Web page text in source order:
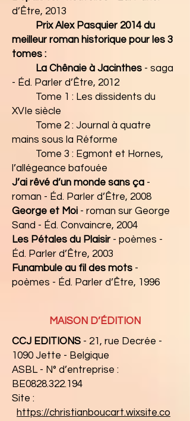
d’Être, 2013
Prix Alex Pasquier 2014 du
meilleur roman historique pour les 3
tomes :
La Chênaie à Jacinthes - saga
- Éd. Parler d’Être, 2012
Tome 1 : Les dissidents du
XVIe siècle
Tome 2 : Journal à quatre
mains sous la Réforme
Tome 3 : Egmont et Hornes,
l’allégeance bafouée
J’ai rêvé d’un monde sans ça -
roman - Éd. Parler d’Être, 2008
George et Moi - roman sur George
Sand - Éd. Convaincre, 2004
Les Pétales du Plaisir - poèmes -
Éd. Parler d’Être, 2003
Funambule au fil des mots -
poèmes - Éd. Parler d’Être, 1996
MAISON D’ÉDITION
CCJ EDITIONS - 21, rue Decrée -
1090 Jette - Belgique
ASBL - N° d’entreprise :
BE0828.322.194
Site :
https://christianboucart.wixsite.co